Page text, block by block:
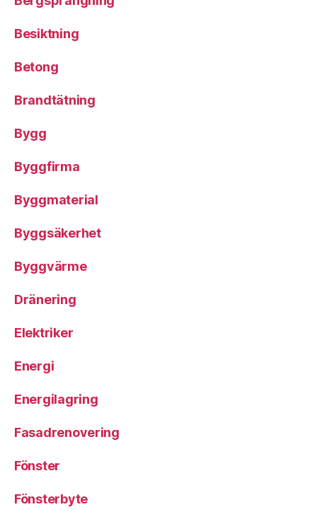
Besiktning
Betong
Brandtätning
Bygg
Byggfirma
Byggmaterial
Byggsäkerhet
Byggvärme
Dränering
Elektriker
Energi
Energilagring
Fasadrenovering
Fönster
Fönsterbyte